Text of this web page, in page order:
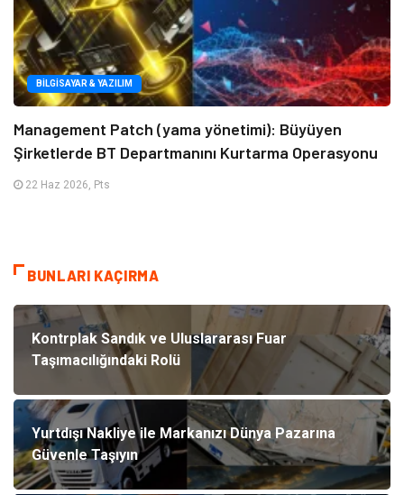
BILGISAYAR & YAZILIM
Management Patch (yama yönetimi): Büyüyen
Şirketlerde BT Departmanını Kurtarma Operasyonu
22 Haz 2026, Pts
BUNLARI KAÇIRMA
Kontrplak Sandık ve Uluslararası Fuar
Taşımacılığındaki Rolü
Yurtdışı Nakliye ile Markanızı Dünya Pazarına
Güvenle Taşıyın